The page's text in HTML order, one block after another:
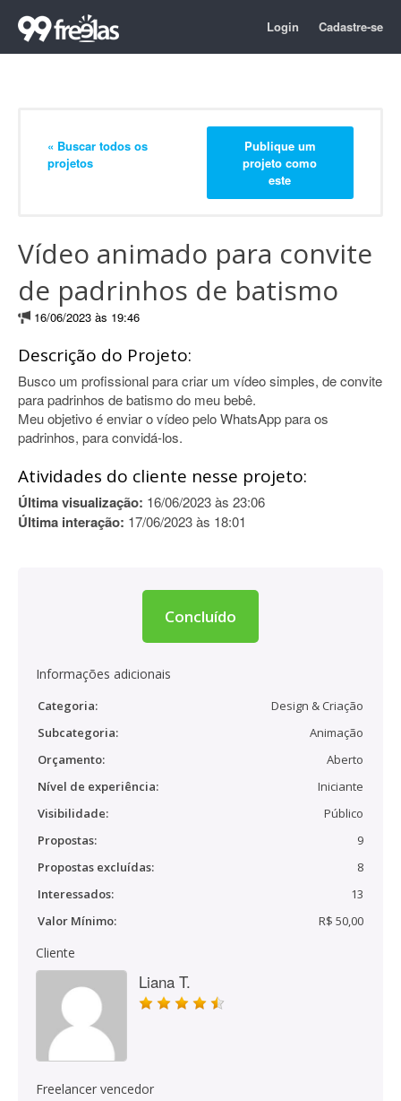
Login Cadastre-se
« Buscar todos os
projetos
Publique um
projeto como
este
Vídeo animado para convite
de padrinhos de batismo
16/06/2023 às 19:46
Descrição do Projeto:
Busco um profissional para criar um vídeo simples, de convite
para padrinhos de batismo do meu bebê.
Meu objetivo é enviar o vídeo pelo WhatsApp para os
padrinhos, para convidá-los.
Atividades do cliente nesse projeto:
Última visualização: 16/06/2023 às 23:06
Última interação: 17/06/2023 às 18:01
Concluído
Informações adicionais
Categoria:
Design & Criação
Subcategoria:
Animação
Orçamento:
Aberto
Nível de experiência:
Iniciante
Visibilidade:
Público
Propostas:
9
Propostas excluídas:
8
Interessados:
13
Valor Mínimo:
R$ 50,00
Cliente
Liana T.
Freelancer vencedor